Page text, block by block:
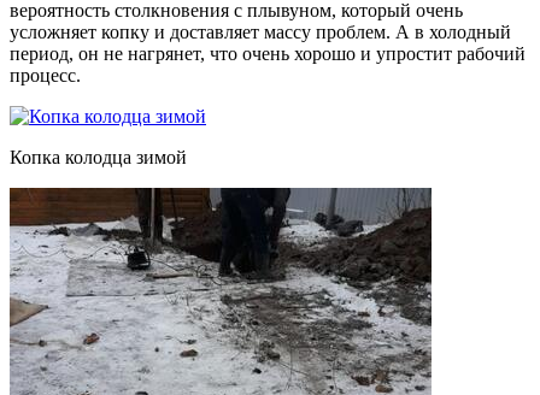
вероятность столкновения с плывуном, который очень
усложняет копку и доставляет массу проблем. А в холодный
период, он не нагрянет, что очень хорошо и упростит рабочий
процесс.
Копка колодца зимой